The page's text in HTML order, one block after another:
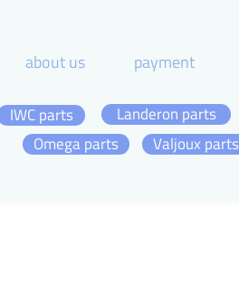
about us payment
Omega parts
IWC parts
Landeron parts
Valjoux parts